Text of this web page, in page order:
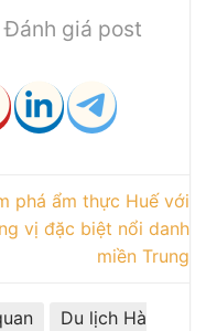
Đánh giá post
phá ẩm thực Huế với
vị đặc biệt nổi danh
miền Trung
Du lịch Hà